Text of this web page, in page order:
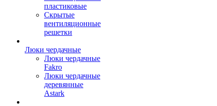
пластиковые
Скрытые
вентиляционные
решетки
Люки чердачные
Люки чердачные
Fakro
Люки чердачные
деревянные
Astark